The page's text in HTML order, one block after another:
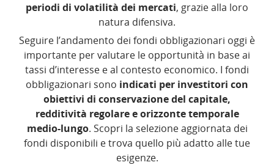
periodi di volatilità dei mercati, grazie alla loro
natura difensiva.
Seguire l’andamento dei fondi obbligazionari oggi è
importante per valutare le opportunità in base ai
tassi d’interesse e al contesto economico. I fondi
obbligazionari sono indicati per investitori con
obiettivi di conservazione del capitale,
redditività regolare e orizzonte temporale
medio-lungo. Scopri la selezione aggiornata dei
fondi disponibili e trova quello più adatto alle tue
esigenze.